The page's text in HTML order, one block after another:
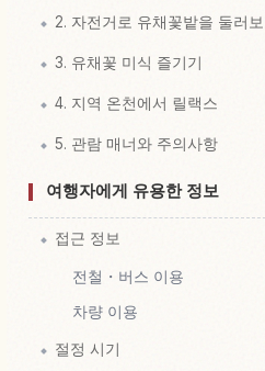
2. 자전거로 유채꽃밭을 둘러보
3. 유채꽃 미식 즐기기
4. 지역 온천에서 릴랙스
5. 관람 매너와 주의사항
여행자에게 유용한 정보
접근 정보
전철・버스 이용
차량 이용
절정 시기